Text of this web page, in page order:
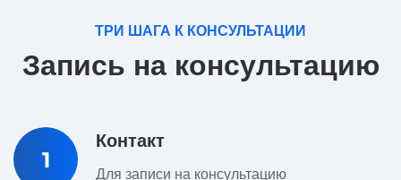
ТРИ ШАГА К КОНСУЛЬТАЦИИ
Запись на консультацию
1
Контакт
Для записи на консультацию